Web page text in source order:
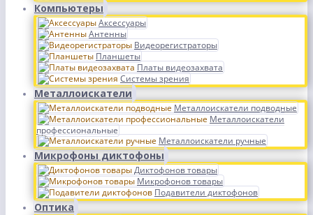
Компьютеры
Аксессуары
Антенны
Видеорегистраторы
Планшеты
Платы видеозахвата
Системы зрения
Металлоискатели
Металлоискатели подводные
Металлоискатели
профессиональные
Металлоискатели ручные
Микрофоны диктофоны
Диктофонов товары
Микрофонов товары
Подавители диктофонов
Оптика